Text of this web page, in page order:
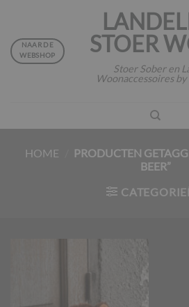
inhoud
STOER
Stoer Sober en
Woonaccessoires
NAAR DE
WEBSHOP
HOME
PRODUCTEN
BEER”